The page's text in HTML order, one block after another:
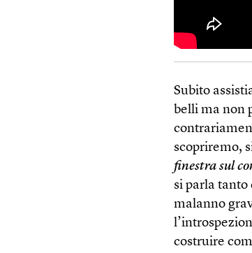
Subito
belli ma non
scopriremo,
finestra sul
si parla
malanno
costruire